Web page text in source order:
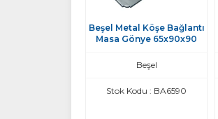
Beşel Metal Köşe Bağlantı
Masa Gönye 65x90x90
Beşel
Stok Kodu : BA6590